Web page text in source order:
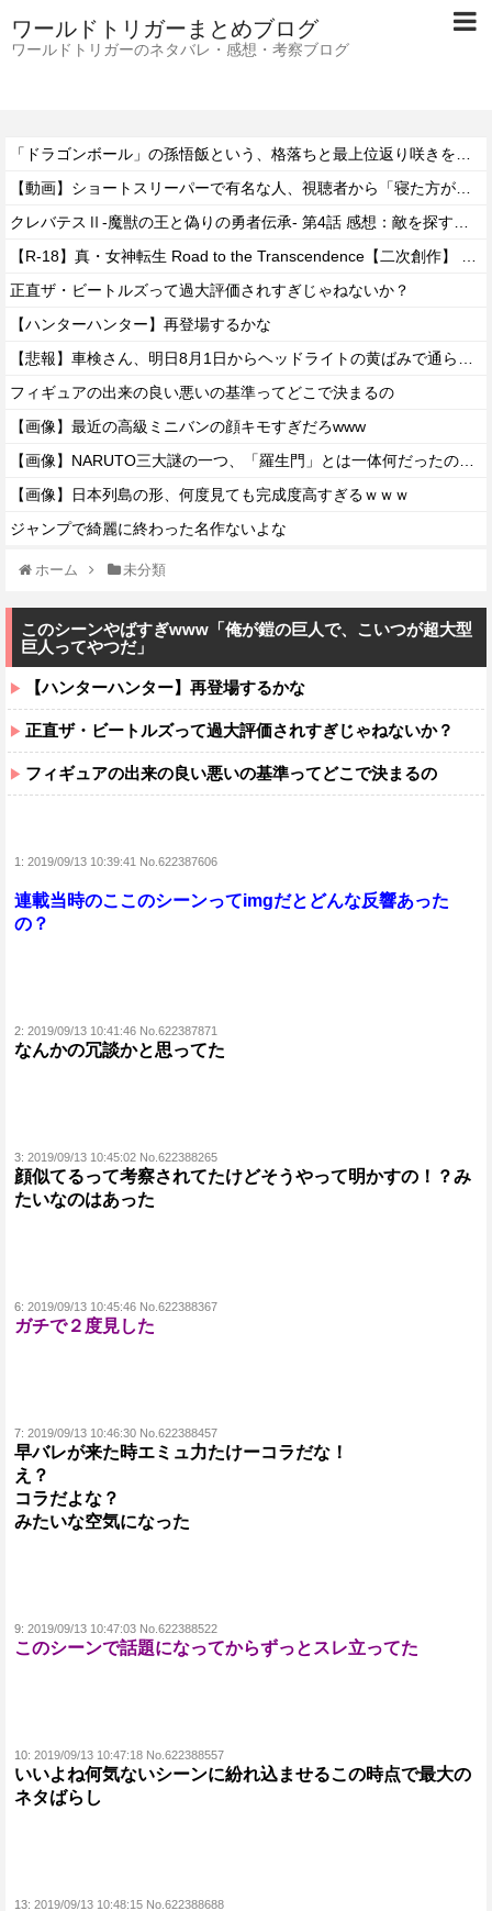
ワールドトリガーまとめブログ
ワールドトリガーのネタバレ・感想・考察ブログ
正直ザ・ビートルズって過大評価されすぎじゃねないか？
【ハンターハンター】再登場するかな
フィギュアの出来の良い悪いの基準ってどこで決まるの
【画像】最近の高級ミニバンの顔キモすぎだろwww
【画像】日本列島の形、何度見ても完成度高すぎるｗｗｗ
ジャンプで綺麗に終わった名作ないよな
ホーム 未分類
このシーンやばすぎwww「俺が鎧の巨人で、こいつが超大型
巨人ってやつだ」
【ハンターハンター】再登場するかな
正直ザ・ビートルズって過大評価されすぎじゃねないか？
フィギュアの出来の良い悪いの基準ってどこで決まるの
1: 2019/09/13 10:39:41 No.622387606
連載当時のここのシーンってimgだとどんな反響あった
の？
2: 2019/09/13 10:41:46 No.622387871
なんかの冗談かと思ってた
3: 2019/09/13 10:45:02 No.622388265
顔似てるって考察されてたけどそうやって明かすの！？み
たいなのはあった
6: 2019/09/13 10:45:46 No.622388367
ガチで２度見した
7: 2019/09/13 10:46:30 No.622388457
早バレが来た時エミュ力たけーコラだな！
え？
コラだよな？
みたいな空気になった
9: 2019/09/13 10:47:03 No.622388522
このシーンで話題になってからずっとスレ立ってた
10: 2019/09/13 10:47:18 No.622388557
いいよね何気ないシーンに紛れ込ませるこの時点で最大の
ネタばらし
13: 2019/09/13 10:48:15 No.622388688